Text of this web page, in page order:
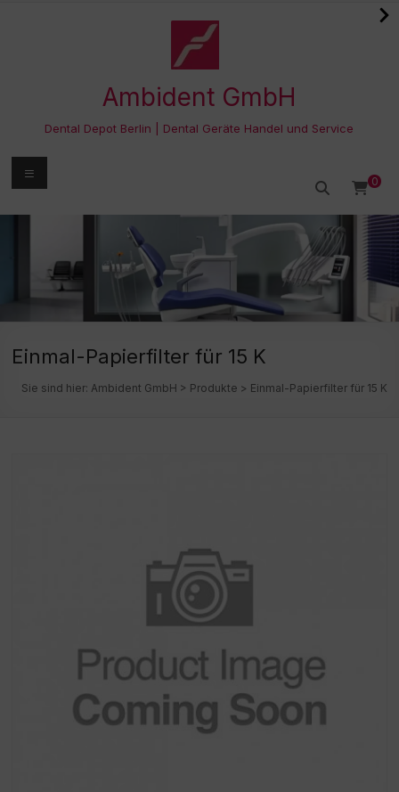
Ambident GmbH
Dental Depot Berlin | Dental Geräte Handel und Service
0
Menü
Einmal-Papierfilter für 15 K
Sie sind hier: Ambident GmbH > Produkte > Einmal-Papierfilter für 15 K